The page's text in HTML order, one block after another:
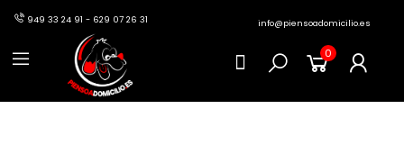
949 33 24 91 - 629 07 26 31 info@piensoadomicilio.es
0